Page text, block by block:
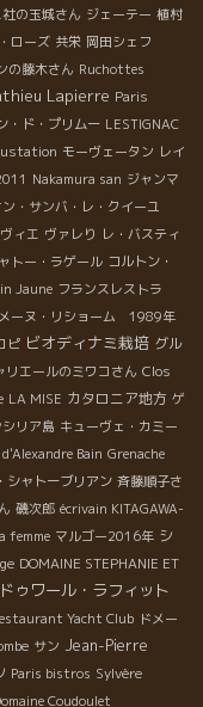
の玉城さん ジェーテー 植村
ローズ 共栄 岡田シェフ
の藤木さん Ruchottes
Lapierre Paris
・ド・プリムー LESTIGNAC
モーヴェータン レイ
Nakamura san ジャンマ
ン・サンバ・レ・クイーユ
ィエ ヴァレり レ・バスティ
トー・ラゲール コルトン・
Jaune フランスレストラ
ーヌ・リショーム 1989年
ピ ビオディナミ栽培 グル
リエールのミワコさん Clos
LA MISE カタロニア地方 ゲ
リア島 キューヴェ・カミー
Bain Grenache
シャトーブリアン 斉藤順子さ
磯次郎 écrivain KITAGAWA-
femme マルゴー2016年 シ
DOMAINE STEPHANIE ET
ゥワール・ラフィット
Yacht Club ドメー
サン Jean-Pierre
Paris bistros Sylvère
Coudoulet